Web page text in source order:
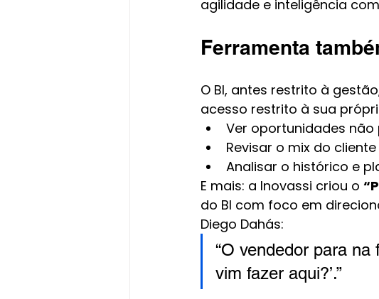
agilidade e inteligência
Ferramenta
O BI, antes restrito à
acesso restrito à sua
Ver oportunidades
Revisar o mix do
Analisar o histórico e
E mais: a Inovassi criou o
do BI com foco em
Diego Dahás:
“O vendedor para na
vim fazer aqui?’.”